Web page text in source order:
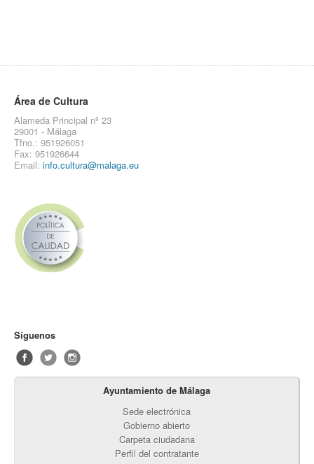
Área de Cultura
Alameda Principal nº 23
29001 - Málaga
Tfno.: 951926051
Fax: 951926644
Email: info.cultura@malaga.eu
Síguenos
Ayuntamiento de Málaga
Sede electrónica
Gobierno abierto
Carpeta ciudadana
Perfil del contratante